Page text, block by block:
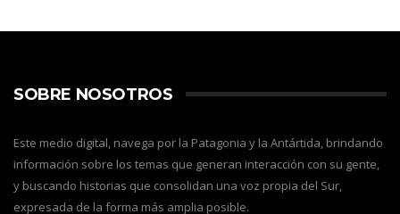
SOBRE NOSOTROS
Este medio digital, navega por la Patagonia y la Antártida, brindando
información sobre los temas que generan interacción con su gente,
y buscando historias que consolidan una voz propia del Sur,
expresada de la forma más amplia posible.